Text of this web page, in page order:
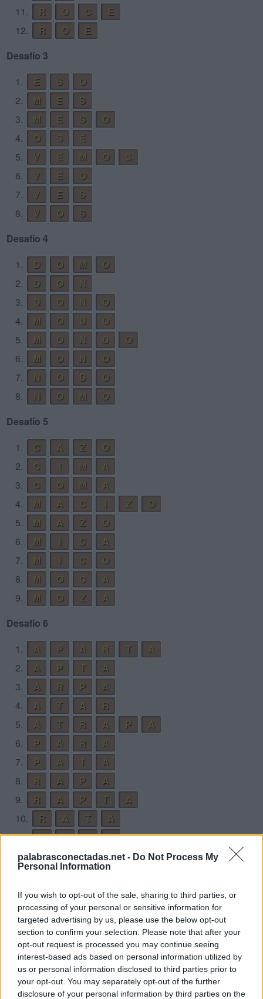
palabrasconectadas.net - Do Not Process My
Personal Information
If you wish to opt-out of the sale, sharing to third parties, or
processing of your personal or sensitive information for
targeted advertising by us, please use the below opt-out
section to confirm your selection. Please note that after your
opt-out request is processed you may continue seeing
interest-based ads based on personal information utilized by
us or personal information disclosed to third parties prior to
your opt-out. You may separately opt-out of the further
disclosure of your personal information by third parties on the
11.
R O C
E
12.
R O
E
Desafío 3
1.
E S
O
2.
M E
S
3.
M E S
O
4.
O S
E
5.
V E M O
S
6.
V E
O
7.
V E
S
8.
V O
S
Desafío 4
1.
D O M
O
2.
D O
N
3.
D O N
O
4.
M O D
O
5.
M O N D
O
6.
M O N
O
7.
N O D
O
8.
N O M
O
Desafío 5
1.
C A Z
O
2.
C M
A
3.
C O M
A
4.
M A C Z
O
5.
M A Z
O
6.
M C
A
7.
M C
O
8.
M O C
A
9.
M O Z
A
Desafío 6
1.
A P A R T
A
2.
A P T
A
3.
A R P
A
4.
A T A
R
5.
A T R A P
A
6.
P A R
A
7.
P A T
A
8.
R A P
A
9.
R A P T
A
10.
R A T
A
11.
T A P
A
12.
T A P A
R
14.
T A R
A
Desafío 7
1. A L B
O
2.
A L O
E
3. A L Z
O